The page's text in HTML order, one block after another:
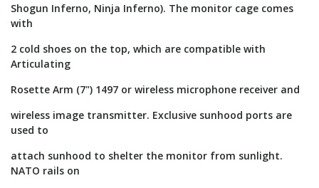
Shogun Inferno, Ninja Inferno). The monitor cage comes
with
2 cold shoes on the top, which are compatible with
Articulating
Rosette Arm (7") 1497 or wireless microphone receiver and
wireless image transmitter. Exclusive sunhood ports are
used to
attach sunhood to shelter the monitor from sunlight.
NATO rails on